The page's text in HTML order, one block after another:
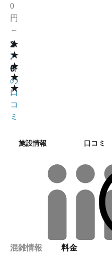
0
円
～
★
★
★
★
★
2
.
6
2
7
件
の
口
コ
ミ
施設情報 口コミ
混雑情報 料金